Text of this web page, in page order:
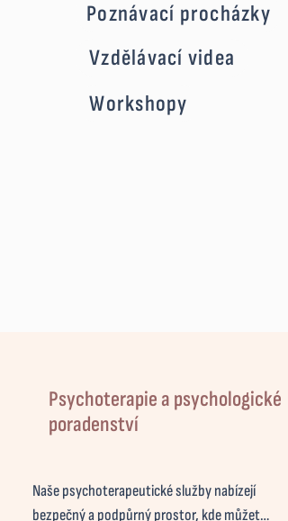
Poznávací procházky
Vzdělávací videa
Workshopy
Psychoterapie a psychologické
poradenství
Naše psychoterapeutické služby nabízejí
bezpečný a podpůrný prostor, kde můžete